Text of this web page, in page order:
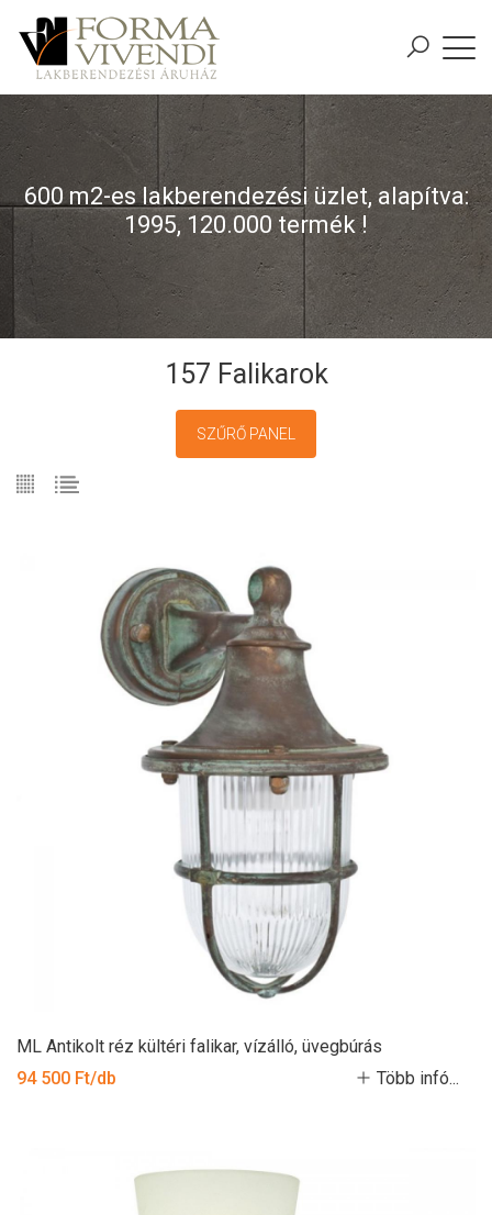
600 m2-es lakberendezési üzlet, alapítva:
1995, 120.000 termék !
157 Falikarok
SZŰRŐ PANEL
ML Antikolt réz kültéri falikar, vízálló, üvegbúrás
94 500 Ft/db
Több infó...